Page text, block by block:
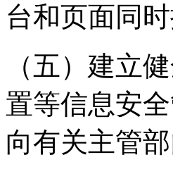
台和页面同
（五）建立
置等信息安
向有关主管部